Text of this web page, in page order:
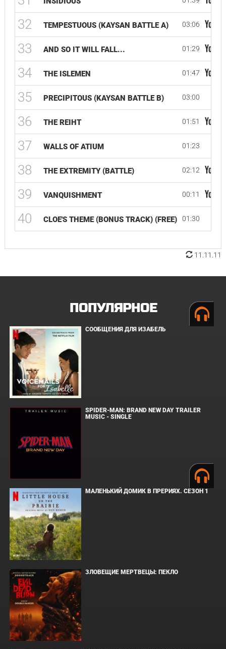
32 TEMPESTUOUS (KAYSAN BATTLE A) 03:06
33 AND SO IT WILL FALL... 01:29
34 THE ISLEMEN 01:47
35 PRECIPITOUS (KAYSAN BATTLE B) 03:00
36 THE REIHT 01:51
37 WALLS OF ATIUM 01:23
38 THE EXTREMITY (BATTLE) 02:12
39 VANQUISHMENT 00:11
40 CLOE'S THEME (BONUS TRACK) (FREE) 01:30
11.11.11
ПОПУЛЯРНОЕ
СООБЩЕНИЯ ДЛЯ ИЗАБЕЛЬ
SPIDER-MAN: BRAND NEW DAY TRAILER
MUSIC - SINGLE
МАЛЕНЬКИЙ ДОМИК В ПРЕРИЯХ. СЕЗОН 1
ЗЛОВЕЩИЕ МЕРТВЕЦЫ: ПЕКЛО